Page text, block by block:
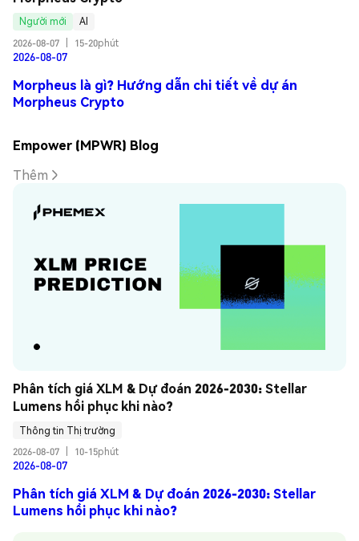
Người mới
AI
2026-08-07
15-20phút
2026-08-07
Morpheus là gì? Hướng dẫn chi tiết về dự án
Morpheus Crypto
Empower (MPWR) Blog
Thêm
Phân tích giá XLM & Dự đoán 2026-2030: Stellar
Lumens hồi phục khi nào?
Thông tin Thị trường
2026-08-07
10-15phút
2026-08-07
Phân tích giá XLM & Dự đoán 2026-2030: Stellar
Lumens hồi phục khi nào?